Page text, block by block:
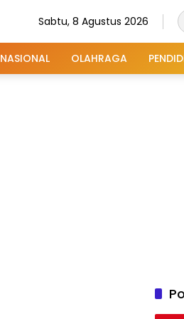
Sabtu, 8 Agustus 2026
NASIONAL OLAHRAGA